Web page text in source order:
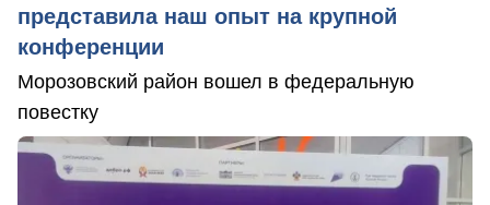
представила наш опыт на крупной
конференции
Морозовский район вошел в федеральную
повестку